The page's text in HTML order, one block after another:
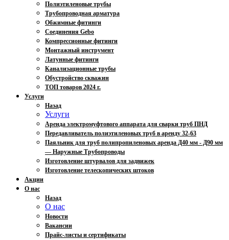
Полиэтиленовые трубы
Трубопроводная арматура
Обжимные фитинги
Соединения Gebo
Компрессионные фитинги
Монтажный инструмент
Латунные фитинги
Канализационные трубы
Обустройство скважин
ТОП товаров 2024 г.
Услуги
Назад
Услуги
Аренда электромуфтового аппарата для сварки труб ПНД
Передавливатель полиэтиленовых труб в аренду 32-63
Паяльник для труб полипропиленовых аренда Д40 мм - Д90 мм
— Наружные Трубопроводы
Изготовление штурвалов для задвижек
Изготовление телескопических штоков
Акции
О нас
Назад
О нас
Новости
Вакансии
Прайс-листы и сертификаты